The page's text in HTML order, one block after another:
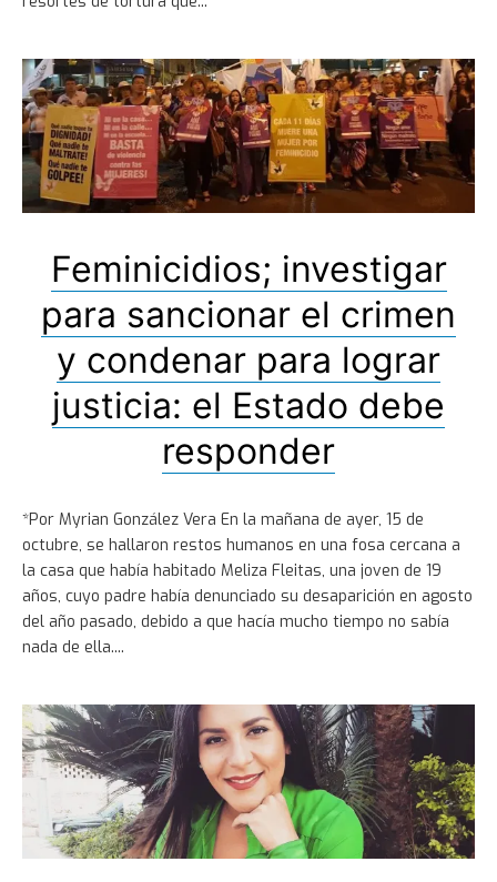
Feminicidios; investigar
para sancionar el crimen
y condenar para lograr
justicia: el Estado debe
responder
*Por Myrian González Vera En la mañana de ayer, 15 de
octubre, se hallaron restos humanos en una fosa cercana a
la casa que había habitado Meliza Fleitas, una joven de 19
años, cuyo padre había denunciado su desaparición en agosto
del año pasado, debido a que hacía mucho tiempo no sabía
nada de ella.